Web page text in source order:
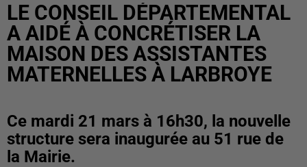
LE CONSEIL DÉPARTEMENTAL
A AIDÉ À CONCRÉTISER LA
MAISON DES ASSISTANTES
MATERNELLES À LARBROYE
Ce mardi 21 mars à 16h30, la nouvelle
structure sera inaugurée au 51 rue de
la Mairie.